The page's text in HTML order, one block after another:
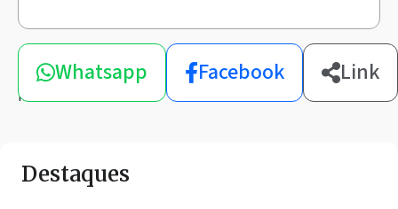
Compartilhe
esta
notícia
Whatsapp Facebook Link
Destaques